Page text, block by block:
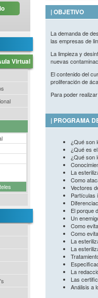
Virtual
| OBJETIVO
La demanda de
las empresas de
La limpieza y
nuevas
El contenido del
proliferación de
Para poder
| PROGRAMA
¿Qué son
¿Qué es
¿Qué son
La
Como
Vectores
Partículas
El porque
Un
Como
Como
La
La
La
Las
Análisis a